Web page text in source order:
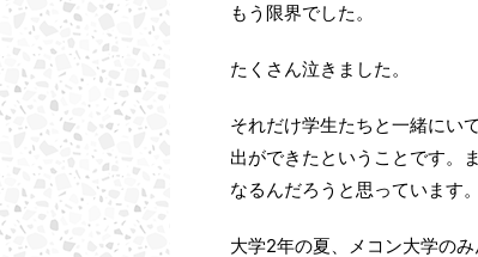
もう限界でした。
たくさん泣きました。
それだけ学生たちと一緒にい
出ができたということです。
なるんだろうと思っています。
大学2年の夏、メコン大学の